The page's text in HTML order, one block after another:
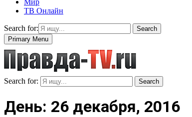
Мир
ТВ Онлайн
Search for:
Search
Primary Menu
Search for: Search
День: 26 декабря, 2016